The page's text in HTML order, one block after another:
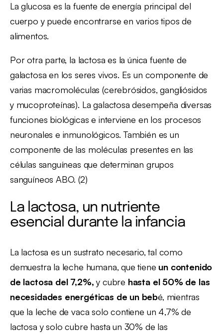
La glucosa es la fuente de energía principal del
cuerpo y puede encontrarse en varios tipos de
alimentos.
Por otra parte, la lactosa es la única fuente de
galactosa en los seres vivos. Es un componente de
varias macromoléculas (cerebrósidos, gangliósidos
y mucoproteínas). La galactosa desempeña diversas
funciones biológicas e interviene en los procesos
neuronales e inmunológicos. También es un
componente de las moléculas presentes en las
células sanguíneas que determinan grupos
sanguíneos ABO. (2)
La lactosa, un nutriente
esencial durante la infancia
La lactosa es un sustrato necesario, tal como
demuestra la leche humana, que tiene un contenido
de lactosa del 7,2%, y cubre hasta el 50% de las
necesidades energéticas de un bebé, mientras
que la leche de vaca solo contiene un 4,7% de
lactosa y solo cubre hasta un 30% de las